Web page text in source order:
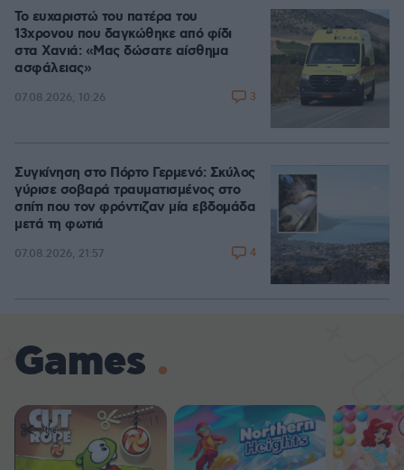
Το ευχαριστώ του πατέρα του
13χρονου που δαγκώθηκε από φίδι
στα Χανιά: «Μας δώσατε αίσθημα
ασφάλειας»
07.08.2026, 10:26 3
Συγκίνηση στο Πόρτο Γερμενό: Σκύλος
γύρισε σοβαρά τραυματισμένος στο
σπίτι που τον φρόντιζαν μία εβδομάδα
μετά τη φωτιά
07.08.2026, 21:57 4
Games